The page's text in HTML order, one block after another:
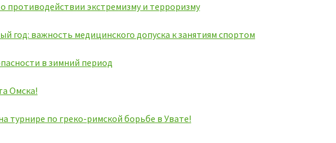
противодействии экстремизму и терроризму
год: важность медицинского допуска к занятиям спортом
в зимний период
Омска!
турнире по греко-римской борьбе в Увате!